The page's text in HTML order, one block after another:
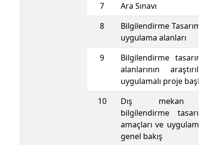
7
Ara Sınavı
8
Bilgilendirme
uygulama alanları
9
Bilgilendirme tasarımın
alanlarının
uygulamalı proje
10
Dış mekan
bilgilendirme tasarımın
amaçları ve uygulamaları
genel bakış